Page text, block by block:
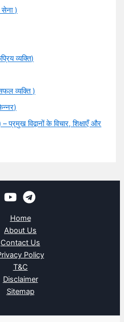
)
व्यक्ति)
व्यक्ति )
प्रमुख विद्वानों के विचार, शिक्षाएँ और
Home
About Us
Contact Us
Policy
T&C
Disclaimer
Sitemap